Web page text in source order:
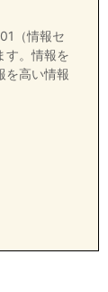
（情報セ
す。情報を
を高い情報